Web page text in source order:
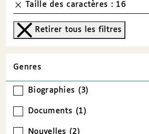
Taille des caractères : 16
Retirer tous les filtres
Genres
Biographies (3)
Documents (1)
Nouvelles (2)